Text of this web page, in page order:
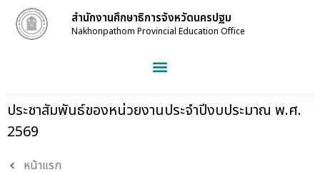
สำนักงานศึกษาธิการจังหวัดนครปฐม
Nakhonpathom Provincial Education Office
ประชาสัมพันธ์ของหน่วยงานประจำปีงบประมาณ พ.ศ.
2569
หน้าแรก